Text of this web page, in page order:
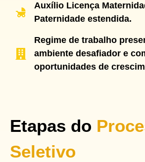
Auxílio Licença
Paternidade estendida.
Regime de trabalho
ambiente desafiador e
oportunidades de
Etapas do
Seletivo